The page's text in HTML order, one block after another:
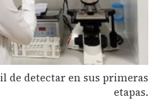
de detectar en sus primeras
etapas.